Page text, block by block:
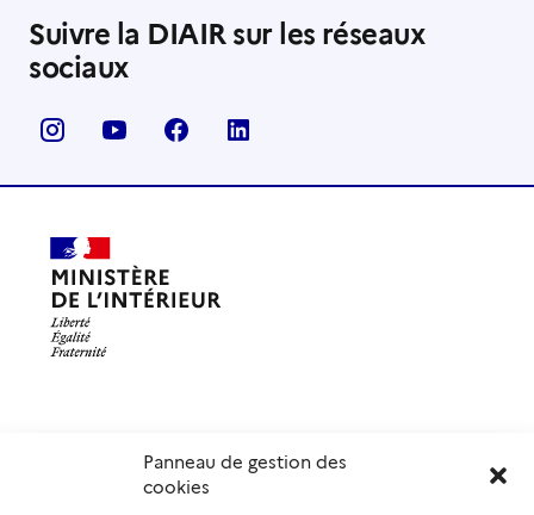
Panneau de gestion des
cookies
Suivre la DIAIR sur les réseaux
sociaux
Délégation interministérielle à l’accueil et à l’intégration